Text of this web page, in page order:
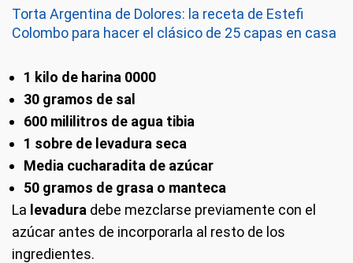
Torta Argentina de Dolores: la receta de Estefi
Colombo para hacer el clásico de 25 capas en casa
1 kilo de harina 0000
30 gramos de sal
600 mililitros de agua tibia
1 sobre de levadura seca
Media cucharadita de azúcar
50 gramos de grasa o manteca
La levadura debe mezclarse previamente con el
azúcar antes de incorporarla al resto de los
ingredientes.